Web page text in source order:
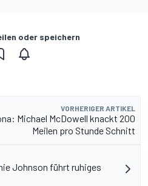
oder speichern
VORHERIGER ARTIKEL
Michael McDowell knackt 200
Meilen pro Stunde Schnitt
Johnson führt ruhiges